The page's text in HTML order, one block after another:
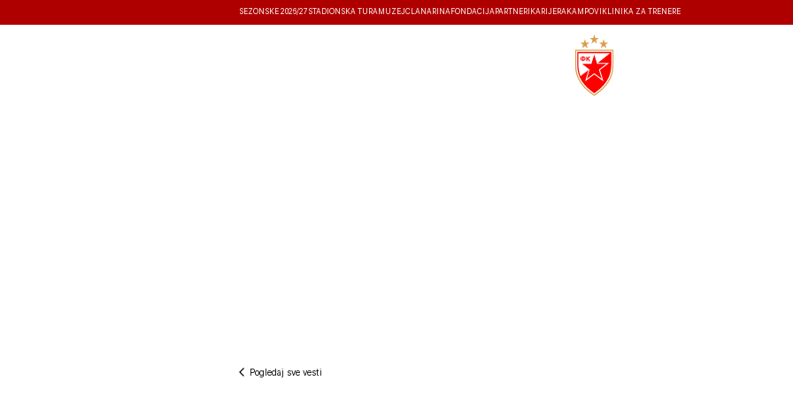
SEZONSKE 2026/27 STADIONSKA TURA MUZEJČLANARINA FONDACIJA PARTNERI KARIJERA KAMPOVI KLINIKA ZA TRENERE
Pogledaj sve vesti